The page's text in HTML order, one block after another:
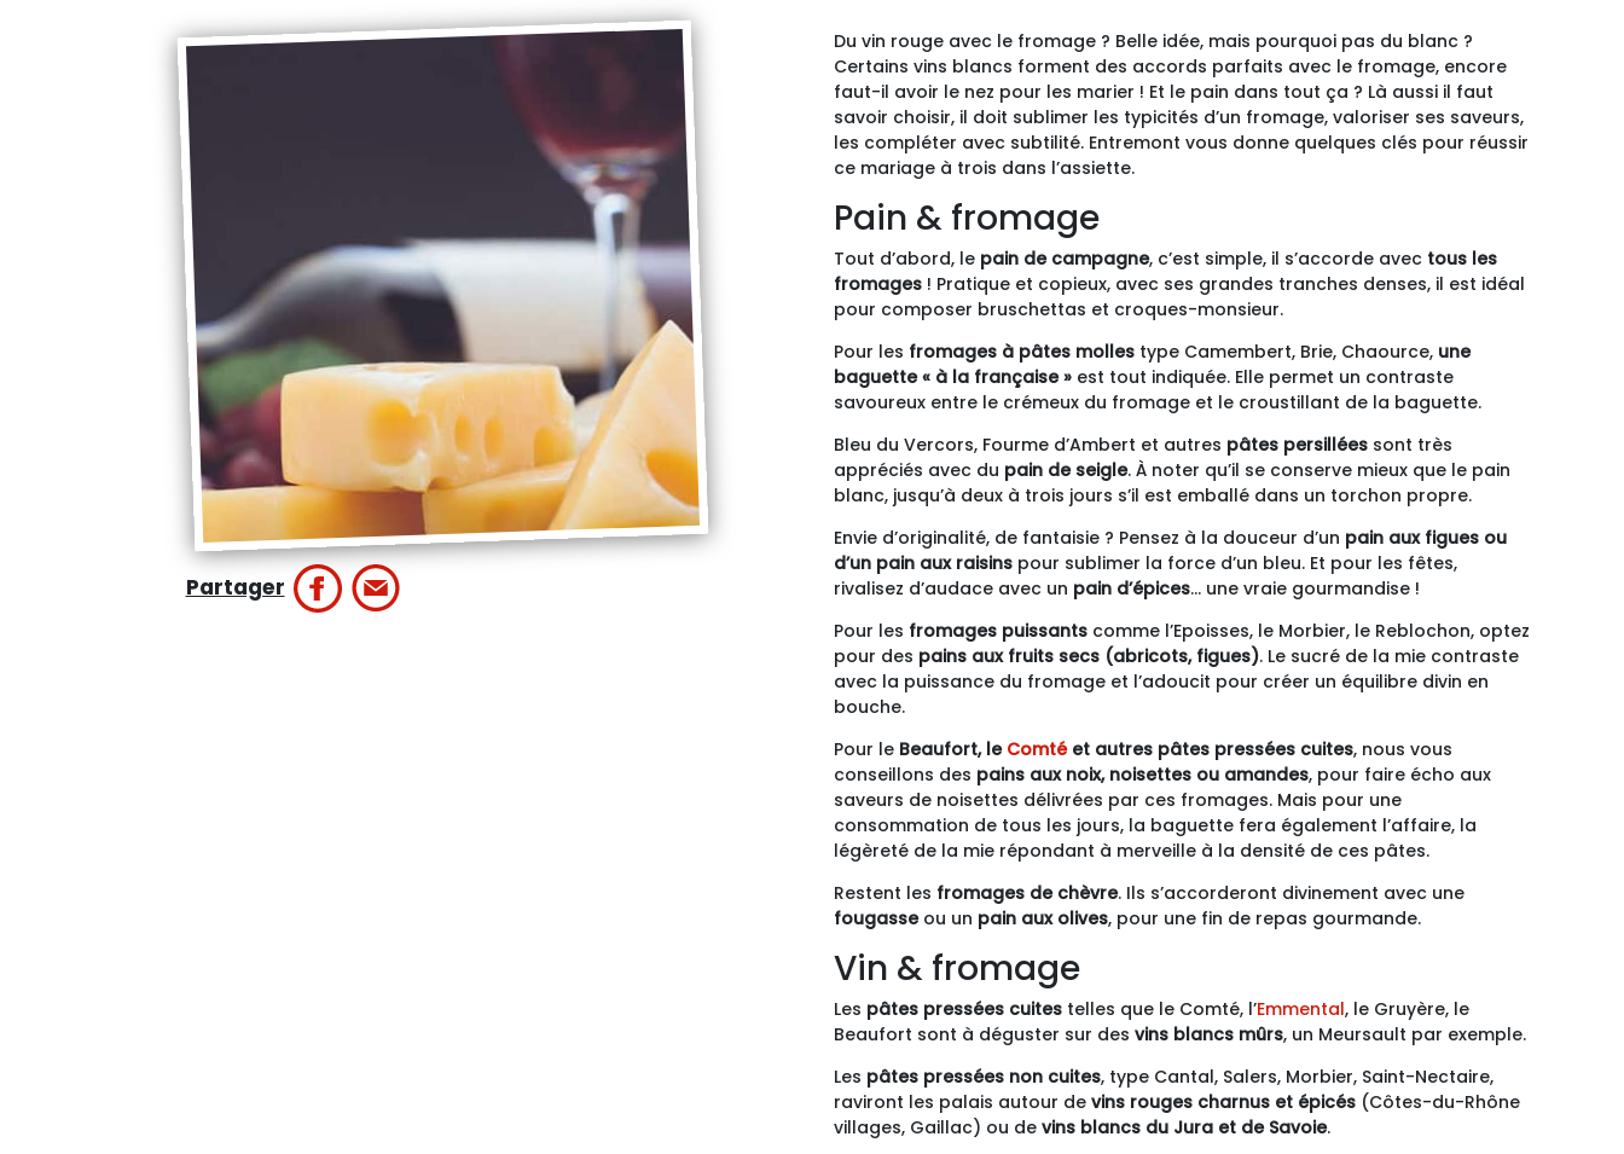
Partager
Du vin rouge avec le fromage ? Belle idée, mais pourquoi pas du blanc ?
Certains vins blancs forment des accords parfaits avec le fromage, encore
faut-il avoir le nez pour les marier ! Et le pain dans tout ça ? Là aussi il faut
savoir choisir, il doit sublimer les typicités d’un fromage, valoriser ses saveurs,
les compléter avec subtilité. Entremont vous donne quelques clés pour réussir
ce mariage à trois dans l’assiette.
Pain & fromage
Tout d’abord, le pain de campagne, c’est simple, il s’accorde avec tous les
fromages! Pratique et copieux, avec ses grandes tranches denses, il est idéal
pour composer bruschettas et croques-monsieur.
Pour les fromages à pâtes mollestype Camembert, Brie, Chaource, une
baguette « à la française »est tout indiquée. Elle permet un contraste
savoureux entre le crémeux du fromage et le croustillant de la baguette.
Bleu du Vercors, Fourme d’Ambert et autres pâtes persilléessont très
appréciés avec du pain de seigle. À noter qu’il se conserve mieux que le pain
blanc, jusqu’à deux à trois jours s’il est emballé dans un torchon propre.
Envie d’originalité, de fantaisie ? Pensez à la douceur d’un pain aux figues ou
d’un pain aux raisinspour sublimer la force d’un bleu. Et pour les fêtes,
rivalisez d’audace avec un pain d’épices… une vraie gourmandise !
Pour les fromages puissantscomme l’Epoisses, le Morbier, le Reblochon, optez
pour des pains aux fruits secs (abricots, figues). Le sucré de la mie contraste
avec la puissance du fromage et l’adoucit pour créer un équilibre divin en
bouche.
Pour le Beaufort, le Comtéet autres pâtes pressées cuites, nous vous
conseillons des pains aux noix, noisettes ou amandes, pour faire écho aux
saveurs de noisettes délivrées par ces fromages. Mais pour une
consommation de tous les jours, la baguette fera également l’affaire, la
légèreté de la mie répondant à merveille à la densité de ces pâtes.
Restent les fromages de chèvre. Ils s’accorderont divinement avec une
fougasseou un pain aux olives, pour une fin de repas gourmande.
Vin & fromage
Les pâtes pressées cuitestelles que le Comté, l’Emmental, le Gruyère, le
Beaufort sont à déguster sur des vins blancs mûrs, un Meursault par exemple.
Les pâtes pressées non cuites, type Cantal, Salers, Morbier, Saint-Nectaire,
raviront les palais autour de vins rouges charnus et épicés(Côtes-du-Rhône
villages, Gaillac) ou de vins blancs du Jura et de Savoie.